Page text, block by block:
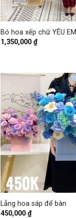
+
Bó hoa xếp chữ YÊU EM
1,350,000₫
+
Lẵng hoa sáp để bàn
450,000₫